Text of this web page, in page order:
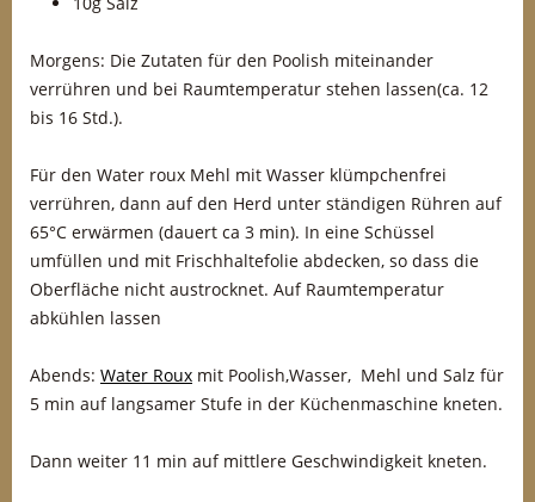
Morgens: Die Zutaten für den Poolish miteinander
verrühren und bei Raumtemperatur stehen lassen(ca. 12
bis 16 Std.).
Für den Water roux Mehl mit Wasser klümpchenfrei
verrühren, dann auf den Herd unter ständigen Rühren auf
65°C erwärmen (dauert ca 3 min). In eine Schüssel
umfüllen und mit Frischhaltefolie abdecken, so dass die
Oberfläche nicht austrocknet. Auf Raumtemperatur
abkühlen lassen
Abends: Water Roux mit Poolish,Wasser, Mehl und Salz für
5 min auf langsamer Stufe in der Küchenmaschine kneten.
Dann weiter 11 min auf mittlere Geschwindigkeit kneten.